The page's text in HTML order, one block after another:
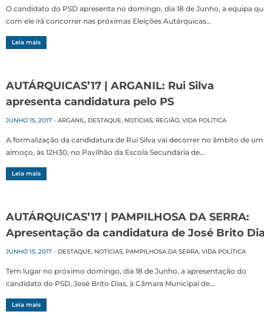
O candidato do PSD apresenta no domingo, dia 18 de Junho, a equipa
com ele irá concorrer nas próximas Eleições Autárquicas…
Leia mais
AUTÁRQUICAS’17 | ARGANIL: Rui Silva
apresenta candidatura pelo PS
JUNHO 15, 2017 - ARGANIL, DESTAQUE, NOTÍCIAS, REGIÃO, VIDA POLÍTICA
A formalização da candidatura de Rui Silva vai decorrer no âmbito de um
almoço, às 12H30, no Pavilhão da Escola Secundária de…
Leia mais
AUTÁRQUICAS’17 | PAMPILHOSA DA SERRA:
Apresentação da candidatura de José Brito
JUNHO 15, 2017 - DESTAQUE, NOTÍCIAS, PAMPILHOSA DA SERRA, VIDA POLÍTICA
Tem lugar no próximo domingo, dia 18 de Junho, a apresentação do
candidato do PSD, José Brito Dias, à Câmara Municipal de…
Leia mais